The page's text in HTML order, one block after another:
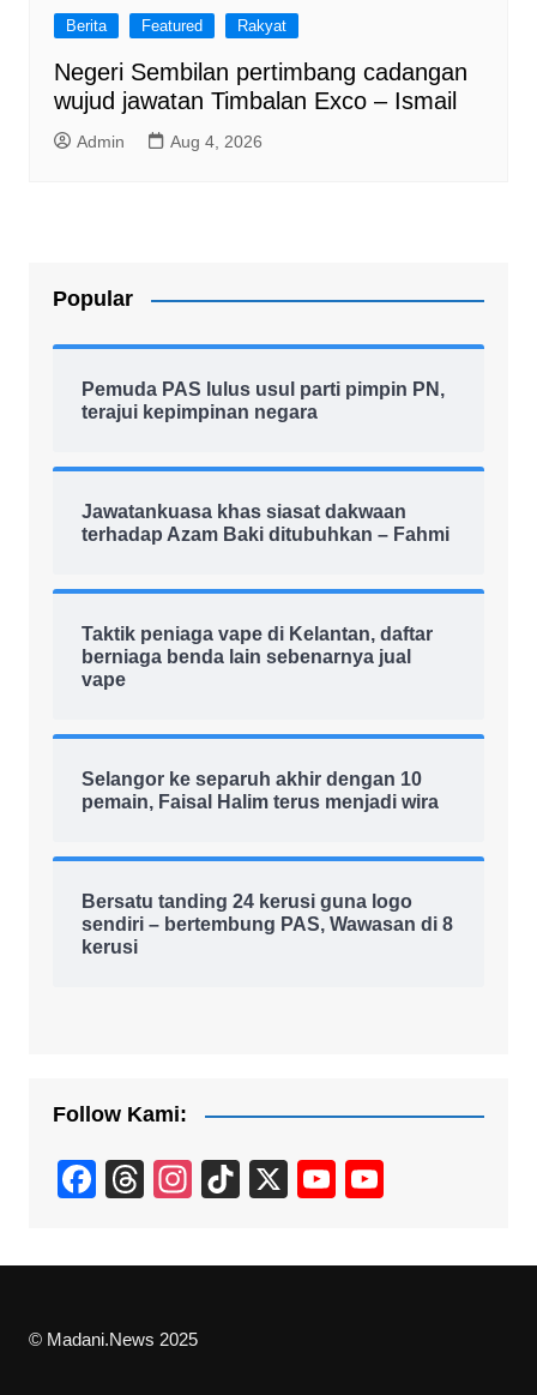
Berita Featured Rakyat
Negeri Sembilan pertimbang cadangan
wujud jawatan Timbalan Exco – Ismail
Admin Aug 4, 2026
Popular
Pemuda PAS lulus usul parti pimpin PN,
terajui kepimpinan negara
Jawatankuasa khas siasat dakwaan
terhadap Azam Baki ditubuhkan – Fahmi
Taktik peniaga vape di Kelantan, daftar
berniaga benda lain sebenarnya jual
vape
Selangor ke separuh akhir dengan 10
pemain, Faisal Halim terus menjadi wira
Bersatu tanding 24 kerusi guna logo
sendiri – bertembung PAS, Wawasan di 8
kerusi
Follow Kami:
F
c
b
T
e
d
In
a
a
Ti
T
X
Y
u
u
© Madani.News 2025